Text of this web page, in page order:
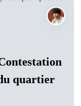
quartier